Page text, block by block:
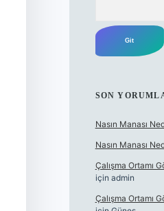
SON
Nasın Manası
Nasın Manası
Çalışma Ortamı
için admin
Çalışma Ortamı